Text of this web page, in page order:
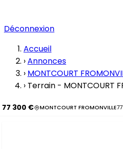
Déconnexion
Accueil
›Annonces
› MONTCOURT
› Terrain - MONTCOURT
77 300 € MONTCOURT FROMONVILLE